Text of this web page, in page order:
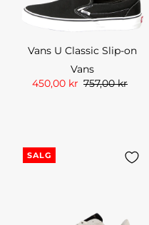
Vans U Classic Slip-on
Vans
450,00 kr 757,00 kr
SALG